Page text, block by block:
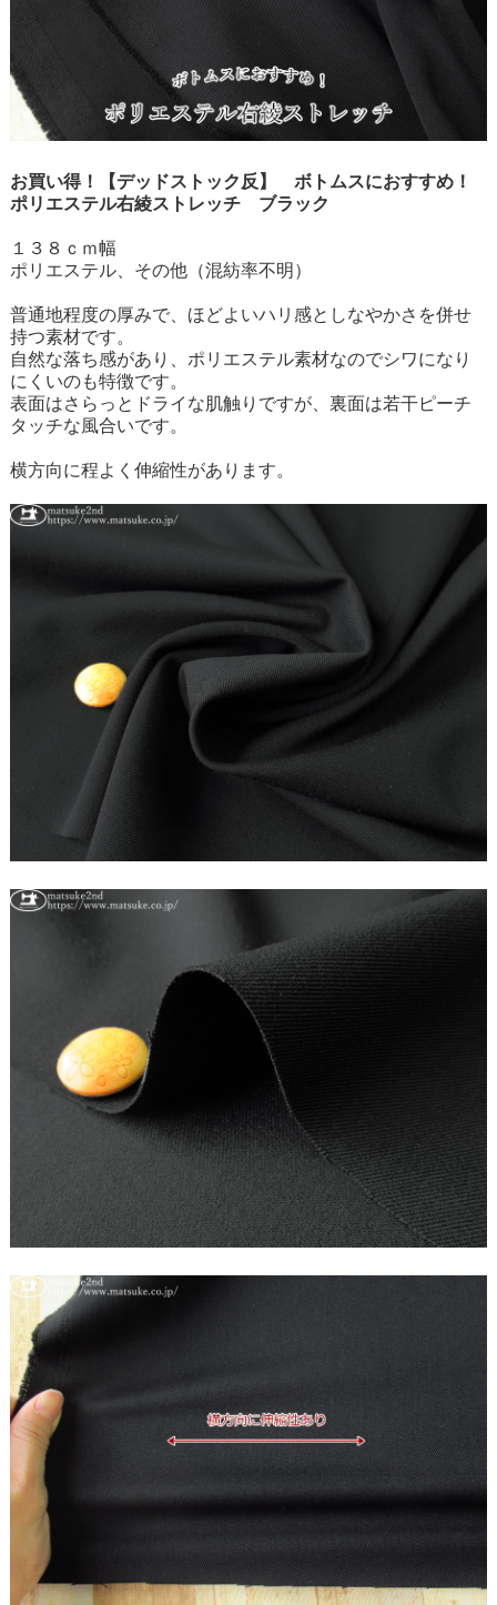
お買い得！【デッドストック反】 ボトムスにおすすめ！
ポリエステル右綾ストレッチ ブラック
１３８ｃｍ幅
ポリエステル、その他（混紡率不明）
普通地程度の厚みで、ほどよいハリ感としなやかさを併せ
持つ素材です。
自然な落ち感があり、ポリエステル素材なのでシワになり
にくいのも特徴です。
表面はさらっとドライな肌触りですが、裏面は若干ピーチ
タッチな風合いです。
横方向に程よく伸縮性があります。